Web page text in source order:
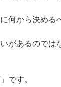
何から決める
があるのでは
」です。